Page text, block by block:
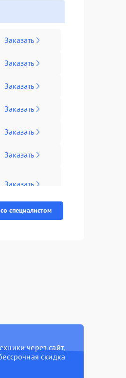
Заказать
Заказать
Заказать
Заказать
Заказать
Заказать
Заказать
Заказать
специалистом
через сайт,
скидка